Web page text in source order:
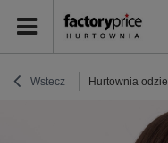
Wstecz Hurtownia